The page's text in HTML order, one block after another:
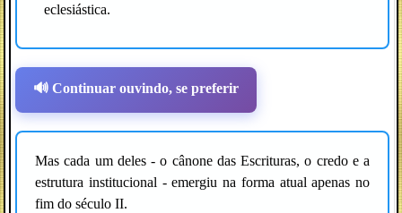
eclesiástica.
🔊 Continuar ouvindo, se preferir
Mas cada um deles - o cânone das Escrituras, o credo e a
estrutura institucional - emergiu na forma atual apenas no
fim do século II.